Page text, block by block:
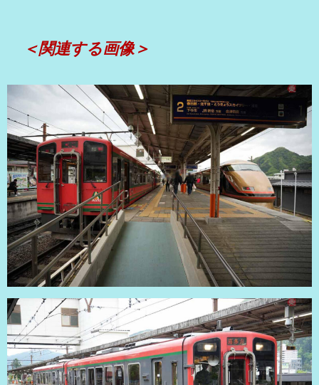
＜関連する画像＞